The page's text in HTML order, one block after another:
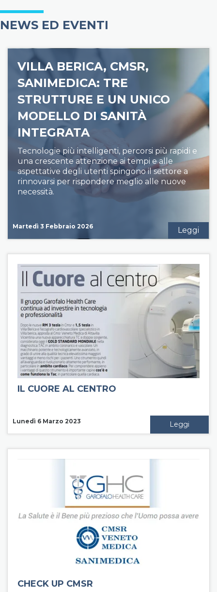
NEWS ED EVENTI
VILLA BERICA, CMSR,
SANIMEDICA: TRE
STRUTTURE E UN UNICO
MODELLO DI SANITÀ
INTEGRATA
Tecnologie più intelligenti, percorsi più rapidi e
una crescente attenzione ai tempi e alle
aspettative degli utenti spingono il settore a
rinnovarsi per rispondere meglio alle nuove
necessità.
Martedì 3 Febbraio 2026 Leggi
IL CUORE AL CENTRO
Lunedì 6 Marzo 2023 Leggi
CHECK UP CMSR